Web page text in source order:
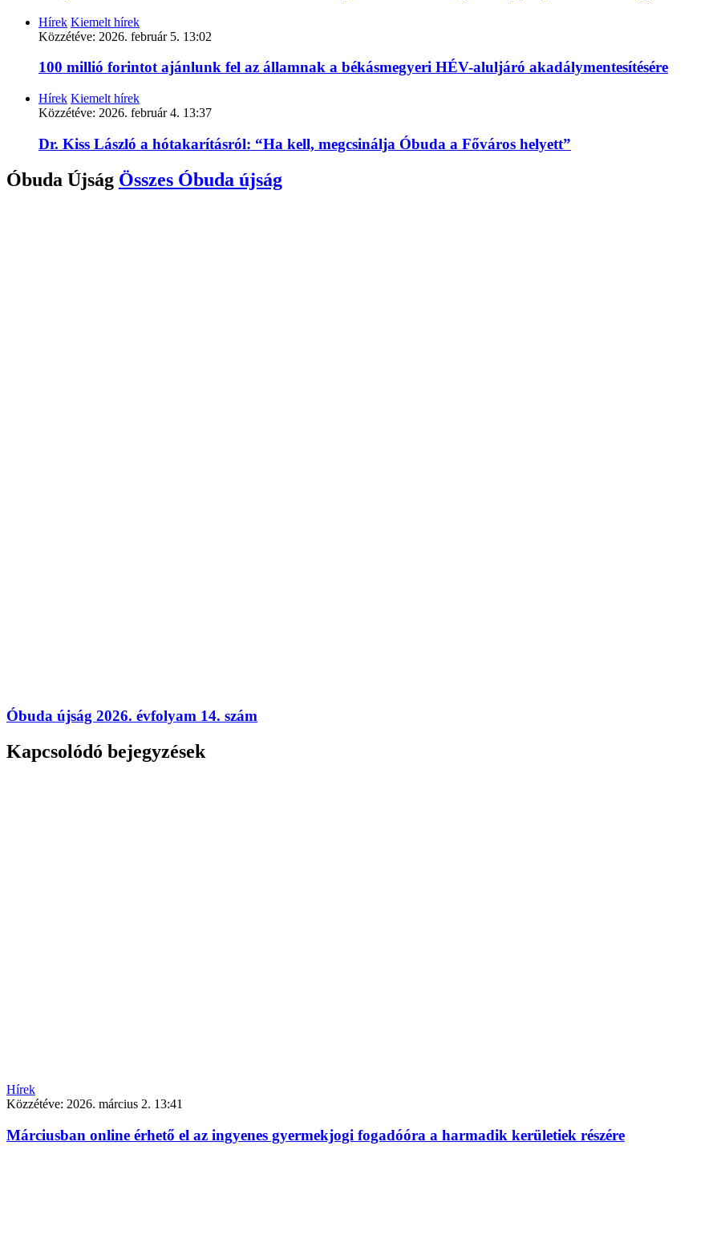
Hírek Kiemelt hírek
Közzétéve: 2026. február 5. 13:02
100 millió forintot ajánlunk fel az államnak a békásmegyeri HÉV-aluljáró akadálymentesítésére
Hírek Kiemelt hírek
Közzétéve: 2026. február 4. 13:37
Dr. Kiss László a hótakarításról: “Ha kell, megcsinálja Óbuda a Főváros helyett”
Óbuda Újság Összes Óbuda újság
Óbuda újság 2026. évfolyam 14. szám
Kapcsolódó bejegyzések
Hírek
Közzétéve: 2026. március 2. 13:41
Márciusban online érhető el az ingyenes gyermekjogi fogadóóra a harmadik kerületiek részére